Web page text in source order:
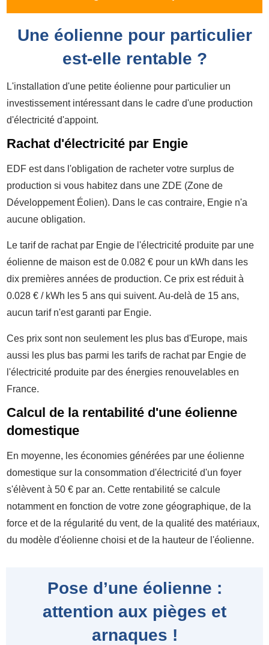
Une éolienne pour particulier
est-elle rentable ?
L'installation d'une petite éolienne pour particulier un
investissement intéressant dans le cadre d'une production
d'électricité d'appoint.
Rachat d'électricité par Engie
EDF est dans l'obligation de racheter votre surplus de
production si vous habitez dans une ZDE (Zone de
Développement Éolien). Dans le cas contraire, Engie n'a
aucune obligation.
Le tarif de rachat par Engie de l'électricité produite par une
éolienne de maison est de 0.082 € pour un kWh dans les
dix premières années de production. Ce prix est réduit à
0.028 € / kWh les 5 ans qui suivent. Au-delà de 15 ans,
aucun tarif n'est garanti par Engie.
Ces prix sont non seulement les plus bas d'Europe, mais
aussi les plus bas parmi les tarifs de rachat par Engie de
l'électricité produite par des énergies renouvelables en
France.
Calcul de la rentabilité d'une éolienne
domestique
En moyenne, les économies générées par une éolienne
domestique sur la consommation d'électricité d'un foyer
s'élèvent à 50 € par an. Cette rentabilité se calcule
notamment en fonction de votre zone géographique, de la
force et de la régularité du vent, de la qualité des matériaux,
du modèle d'éolienne choisi et de la hauteur de l'éolienne.
Pose d’une éolienne :
attention aux pièges et
arnaques !